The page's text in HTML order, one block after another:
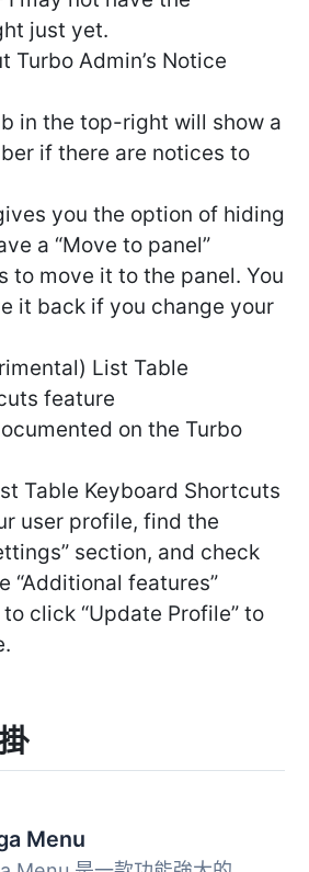
just yet.
Turbo Admin’s Notice
in the top-right will show a
if there are notices to
you the option of hiding
a “Move to panel”
to move it to the panel. You
it back if you change your
List Table
feature
on the Turbo
Table Keyboard Shortcuts
user profile, find the
section, and check
“Additional features”
click “Update Profile” to
Menu